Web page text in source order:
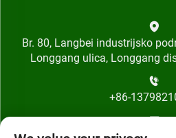
Br. 80, Langbei industrijsko
Longgang ulica, Longgang
+86-